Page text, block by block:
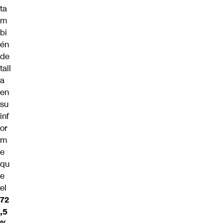
ta
m
bi
én
de
tall
a
en
su
inf
or
m
e
qu
e
el
72
,5